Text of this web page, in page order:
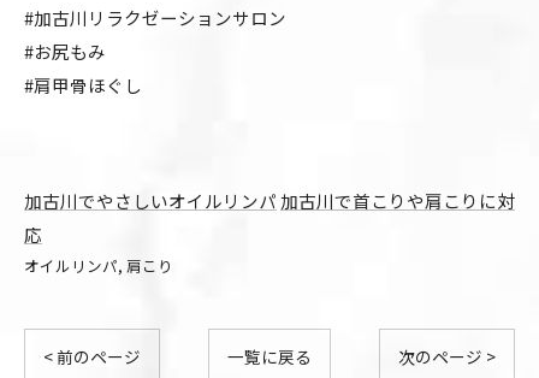
#加古川リラクゼーションサロン
#お尻もみ
#肩甲骨ほぐし
加古川でやさしいオイルリンパ 加古川で首こりや肩こりに対
応
オイルリンパ 肩こり
< 前のページ 一覧に戻る 次のページ >